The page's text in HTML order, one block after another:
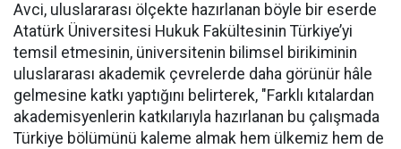
Avci, uluslararası ölçekte hazırlanan böyle bir eserde
Atatürk Üniversitesi Hukuk Fakültesinin Türkiye’yi
temsil etmesinin, üniversitenin bilimsel birikiminin
uluslararası akademik çevrelerde daha görünür hâle
gelmesine katkı yaptığını belirterek, "Farklı kıtalardan
akademisyenlerin katkılarıyla hazırlanan bu çalışmada
Türkiye bölümünü kaleme almak hem ülkemiz hem de